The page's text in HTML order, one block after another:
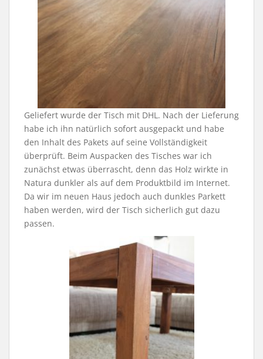
Geliefert wurde der Tisch mit DHL. Nach der Lieferung
habe ich ihn natürlich sofort ausgepackt und habe
den Inhalt des Pakets auf seine Vollständigkeit
überprüft. Beim Auspacken des Tisches war ich
zunächst etwas überrascht, denn das Holz wirkte in
Natura dunkler als auf dem Produktbild im Internet.
Da wir im neuen Haus jedoch auch dunkles Parkett
haben werden, wird der Tisch sicherlich gut dazu
passen.